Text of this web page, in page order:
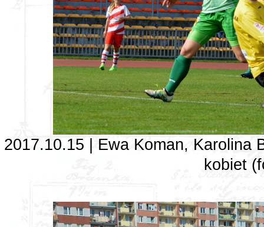
2017.10.15 | Ewa Koman, Karolina
kobiet